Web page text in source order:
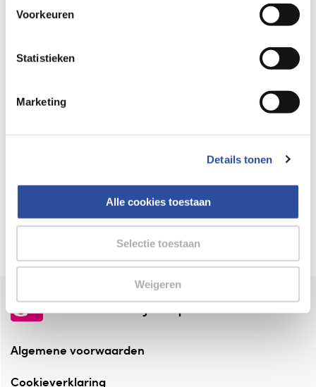
gegevensverwerking staat in de
Privacyverklaring
Voorkeuren
Statistieken
Marketing
Details tonen
Alle cookies toestaan
Selectie toestaan
Weigeren
Online aanbieder medicijnen
webshop mag verkopen.
⁠Verantwoorde zorg, ⁠ook online.
Altijd onze folder bij de hand
Check onze folders ⁠bij AlleFolders.
de vriendelijke specialist
Algemene voorwaarden
Cookieverklaring